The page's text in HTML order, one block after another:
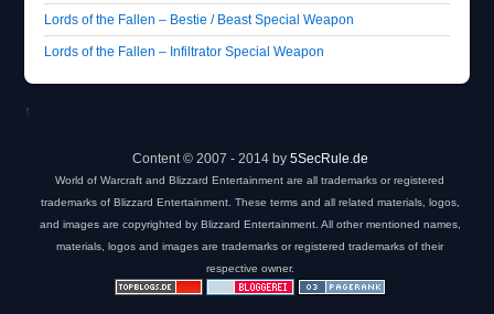
Lords of the Fallen – Bestie / Beast Special Weapon
Lords of the Fallen – Infiltrator Special Weapon
↑
Content © 2007 - 2014 by 5SecRule.de
World of Warcraft and Blizzard Entertainment are all trademarks or registered
trademarks of Blizzard Entertainment. These terms and all related materials, logos,
and images are copyrighted by Blizzard Entertainment. All other mentioned names,
materials, logos and images are trademarks or registered trademarks of their
respective owner.